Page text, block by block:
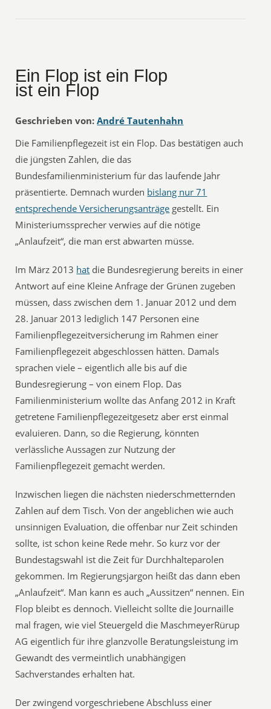
Ein Flop ist ein Flop
ist ein Flop
Geschrieben von: André Tautenhahn
Die Familienpflegezeit ist ein Flop. Das bestätigen auch
die jüngsten Zahlen, die das
Bundesfamilienministerium für das laufende Jahr
präsentierte. Demnach wurden bislang nur 71
entsprechende Versicherungsanträge gestellt. Ein
Ministeriumssprecher verwies auf die nötige
„Anlaufzeit“, die man erst abwarten müsse.
Im März 2013 hat die Bundesregierung bereits in einer
Antwort auf eine Kleine Anfrage der Grünen zugeben
müssen, dass zwischen dem 1. Januar 2012 und dem
28. Januar 2013 lediglich 147 Personen eine
Familienpflegezeitversicherung im Rahmen einer
Familienpflegezeit abgeschlossen hätten. Damals
sprachen viele – eigentlich alle bis auf die
Bundesregierung – von einem Flop. Das
Familienministerium wollte das Anfang 2012 in Kraft
getretene Familienpflegezeitgesetz aber erst einmal
evaluieren. Dann, so die Regierung, könnten
verlässliche Aussagen zur Nutzung der
Familienpflegezeit gemacht werden.
Inzwischen liegen die nächsten niederschmetternden
Zahlen auf dem Tisch. Von der angeblichen wie auch
unsinnigen Evaluation, die offenbar nur Zeit schinden
sollte, ist schon keine Rede mehr. So kurz vor der
Bundestagswahl ist die Zeit für Durchhalteparolen
gekommen. Im Regierungsjargon heißt das dann eben
„Anlaufzeit“. Man kann es auch „Aussitzen“ nennen. Ein
Flop bleibt es dennoch. Vielleicht sollte die Journaille
mal fragen, wie viel Steuergeld die MaschmeyerRürup
AG eigentlich für ihre glanzvolle Beratungsleistung im
Gewandt des vermeintlich unabhängigen
Sachverstandes erhalten hat.
Der zwingend vorgeschriebene Abschluss einer